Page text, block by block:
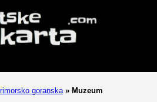
goranska » Muzeum